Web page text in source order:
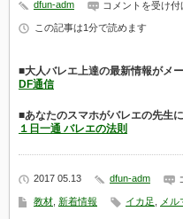
dfun-adm
DF
メ
ガ
は
コメントを受け
この記事は1分で読めます
■大人バレエ上達の最新情報がメ
DF通信
■あなたのスマホがバレエの先生
１日一通 バレエの法則
2017 05.13 dfun-adm
教材 新着情報 イカ足 メル